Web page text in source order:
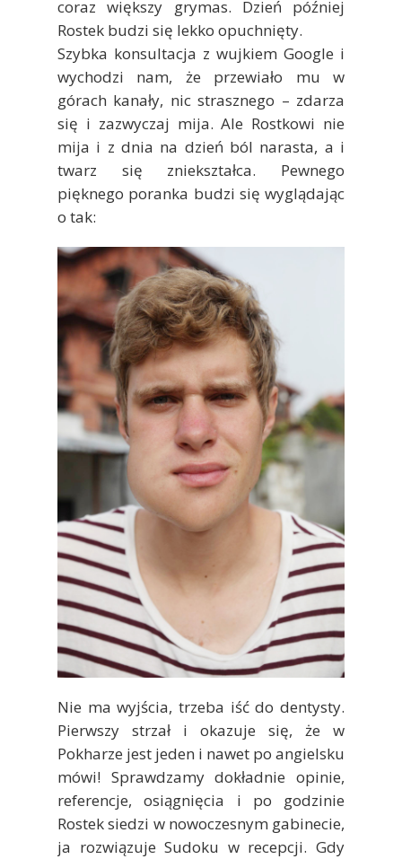
coraz większy grymas. Dzień później
Rostek budzi się lekko opuchnięty.
Szybka konsultacja z wujkiem Google i
wychodzi nam, że przewiało mu w
górach kanały, nic strasznego – zdarza
się i zazwyczaj mija. Ale Rostkowi nie
mija i z dnia na dzień ból narasta, a i
twarz się zniekształca. Pewnego
pięknego poranka budzi się wyglądając
o tak:
Nie ma wyjścia, trzeba iść do dentysty.
Pierwszy strzał i okazuje się, że w
Pokharze jest jeden i nawet po angielsku
mówi! Sprawdzamy dokładnie opinie,
referencje, osiągnięcia i po godzinie
Rostek siedzi w nowoczesnym gabinecie,
ja rozwiązuje Sudoku w recepcji. Gdy